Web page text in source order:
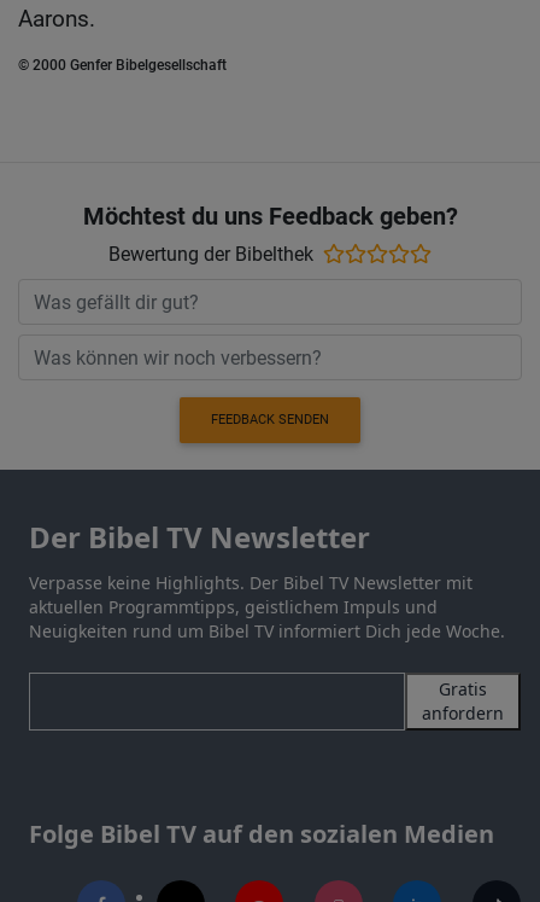
Aarons.
© 2000 Genfer Bibelgesellschaft
Möchtest du uns Feedback geben?
Bewertung der Bibelthek
FEEDBACK SENDEN
Der Bibel TV Newsletter
Verpasse keine Highlights. Der Bibel TV Newsletter mit
aktuellen Programmtipps, geistlichem Impuls und
Neuigkeiten rund um Bibel TV informiert Dich jede Woche.
Gratis
anfordern
Folge Bibel TV auf den sozialen Medien